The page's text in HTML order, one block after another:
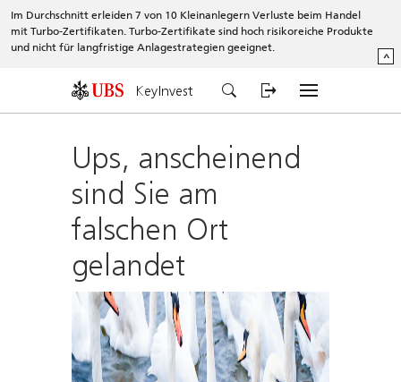
Im Durchschnitt erleiden 7 von 10 Kleinanlegern Verluste beim Handel
mit Turbo-Zertifikaten. Turbo-Zertifikate sind hoch risikoreiche Produkte
und nicht für langfristige Anlagestrategien geeignet.
^
KeyInvest
Ups, anscheinend
sind Sie am
falschen Ort
gelandet